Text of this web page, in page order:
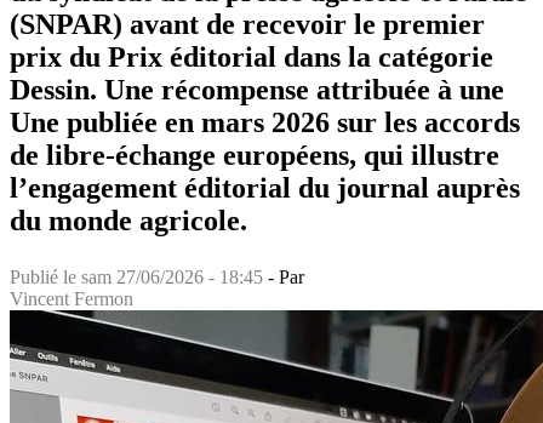
(SNPAR) avant de recevoir le premier
prix du Prix éditorial dans la catégorie
Dessin. Une récompense attribuée à une
Une publiée en mars 2026 sur les accords
de libre-échange européens, qui illustre
l’engagement éditorial du journal auprès
du monde agricole.
Publié le sam 27/06/2026 - 18:45 - Par
Vincent Fermon